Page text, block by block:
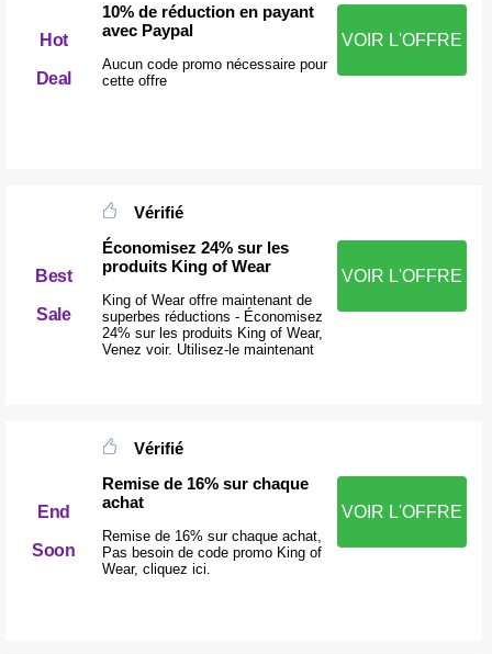
Hot
Deal
10% de réduction en payant
avec Paypal
Aucun code promo nécessaire pour
cette offre
VOIR L'OFFRE
Best
Sale
Vérifié
Économisez 24% sur les
produits King of Wear
King of Wear offre maintenant de
superbes réductions - Économisez
24% sur les produits King of Wear,
Venez voir. Utilisez-le maintenant
VOIR L'OFFRE
End
Soon
Vérifié
Remise de 16% sur chaque
achat
Remise de 16% sur chaque achat,
Pas besoin de code promo King of
Wear, cliquez ici.
VOIR L'OFFRE